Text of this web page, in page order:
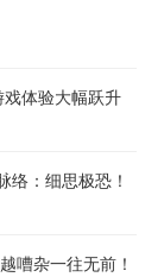
体验大幅跃升
络：细思极恐！
嘈杂一往无前！